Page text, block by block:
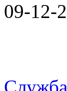
09-12-